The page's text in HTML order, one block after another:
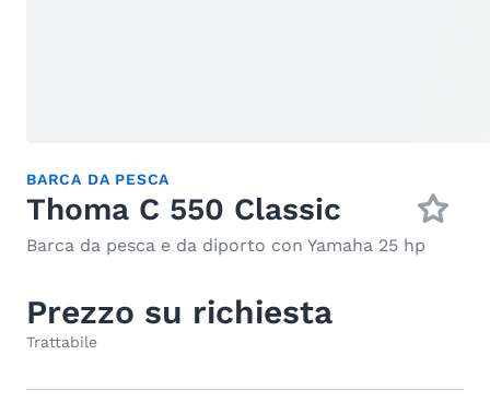
BARCA DA PESCA
Thoma C 550 Classic
Barca da pesca e da diporto con Yamaha 25 hp
Prezzo su richiesta
Trattabile